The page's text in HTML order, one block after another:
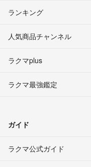
ランキング
人気商品チャンネル
ラクマplus
ラクマ最強鑑定
ガイド
ラクマ公式ガイド